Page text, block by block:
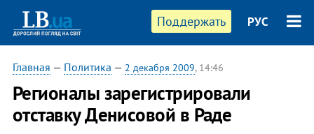
Поддержать РУС
Главная — Политика — 2 декабря 2009, 14:46
Регионалы зарегистрировали
отставку Денисовой в Раде